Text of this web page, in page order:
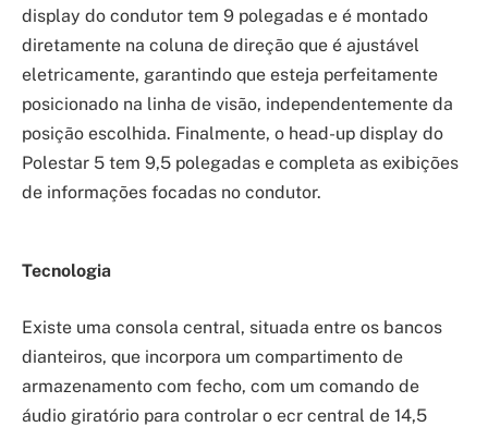
display do condutor tem 9 polegadas e é montado
diretamente na coluna de direção que é ajustável
eletricamente, garantindo que esteja perfeitamente
posicionado na linha de visão, independentemente da
posição escolhida. Finalmente, o head-up display do
Polestar 5 tem 9,5 polegadas e completa as exibições
de informações focadas no condutor.
Tecnologia
Existe uma consola central, situada entre os bancos
dianteiros, que incorpora um compartimento de
armazenamento com fecho, com um comando de
áudio giratório para controlar o ecr central de 14,5